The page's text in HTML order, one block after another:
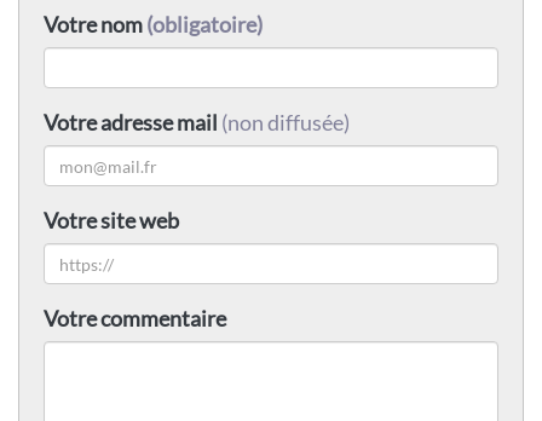
Votre nom(obligatoire)
Votre adresse mail (non diffusée)
Votre site web
Votre commentaire